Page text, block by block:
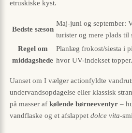
etruskiske kyst.
Bedste sæson
Maj-juni og september:
turister og mere plads til
Regel om
middagshede
Planlæg frokost/siesta i
hvor UV-indekset topper.
Uanset om I vælger actionfyldte
undervandsopdagelse eller klassisk
på masser af kølende børneeventyr –
vandflaske og et afslappet dolce vita-